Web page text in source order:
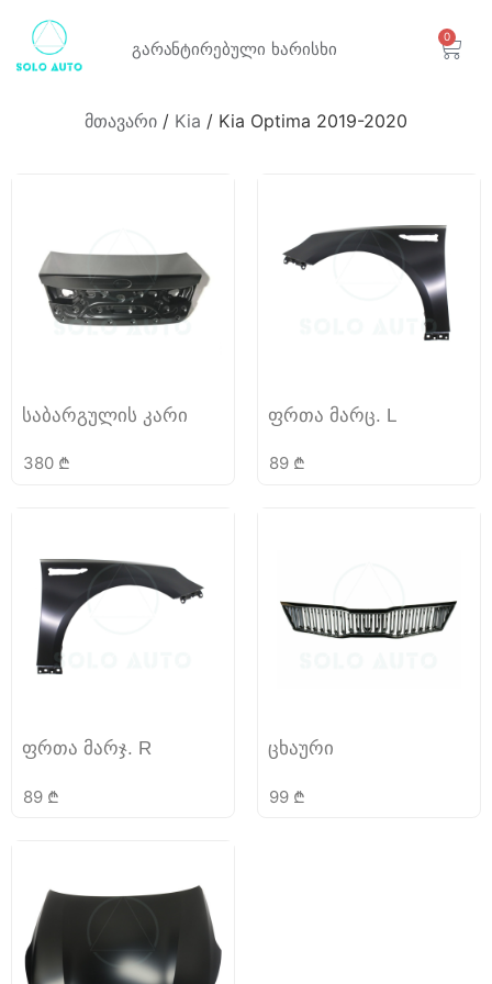
გარანტირებული ხარისხი
0
მთავარი / Kia / Kia Optima 2019-2020
საბარგულის კარი
380 ₾
ფრთა მარც. L
89 ₾
ფრთა მარჯ. R
89 ₾
ცხაური
99 ₾